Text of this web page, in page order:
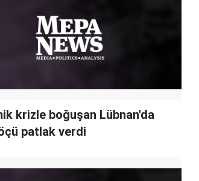
krizle boğuşan Lübnan'da
patlak verdi